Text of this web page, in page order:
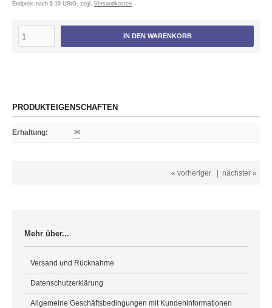
Endpreis nach § 19 UStG. zzgl. Versandkosten
IN DEN WARENKORB
PRODUKTEIGENSCHAFTEN
Erhaltung: ✉
« vorheriger nächster »
Mehr über...
Versand und Rücknahme
Datenschutzerklärung
Allgemeine Geschäftsbedingungen mit Kundeninformationen